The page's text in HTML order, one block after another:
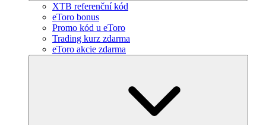
XTB referenční kód
eToro bonus
Promo kód u eToro
Trading kurz zdarma
eToro akcie zdarma